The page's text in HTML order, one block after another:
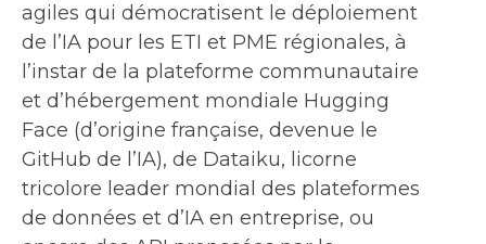
agiles qui démocratisent le déploiement
de l’IA pour les ETI et PME régionales, à
l’instar de la plateforme communautaire
et d’hébergement mondiale Hugging
Face (d’origine française, devenue le
GitHub de l’IA), de Dataiku, licorne
tricolore leader mondial des plateformes
de données et d’IA en entreprise, ou